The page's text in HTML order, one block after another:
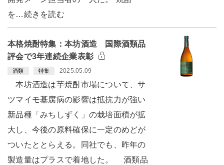
を…続きを読む
本格焼酎特集：本坊酒造 国際酒類品
評会で3年連続企業表彰
酒類 特集 2025.05.09
本坊酒造は芋焼酎市場について、サ
ツマイモ基腐病の影響は抵抗力が強い
新品種「みちしずく」の栽培面積が拡
大し、今後の原料確保に一定のめどが
ついたととらえる。同社でも、昨年の
製造量はプラスで着地した。 酒類品